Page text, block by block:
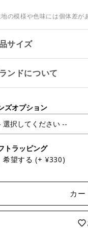
の模様や色味には個体差が
サイズ
ンドについて
ズオプション
トラッピング
希望する (+ ¥330)
カ
商品を追加
きます。